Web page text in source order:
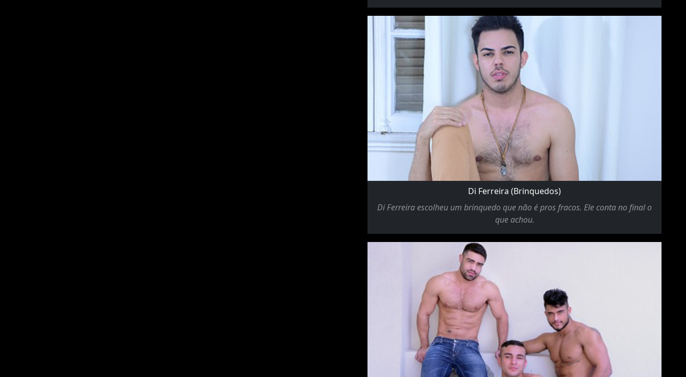
Di Ferreira (Brinquedos)
Di Ferreira escolheu um brinquedo que não é pros fracos. Ele conta no final o
que achou.